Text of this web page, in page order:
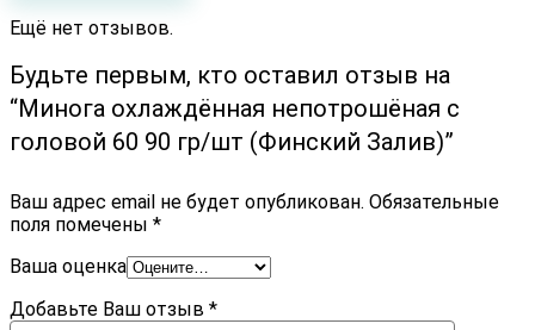
Ещё нет отзывов.
Будьте первым, кто оставил отзыв на
“Минога охлаждённая непотрошёная с
головой 60 90 гр/шт (Финский Залив)”
Ваш адрес email не будет опубликован. Обязательные
поля помечены *
Ваша оценка
Добавьте Ваш отзыв *